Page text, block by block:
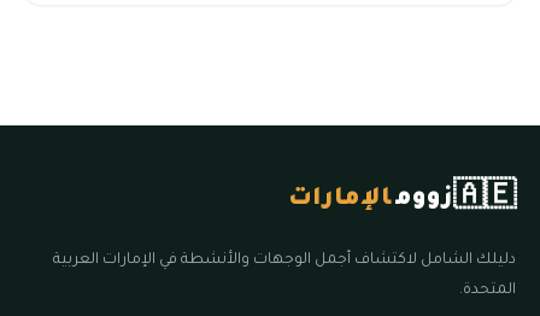
🇦🇪زوومالإمارات
دليلك الشامل لاكتشاف أجمل الوجهات والأنشطة في الإمارات العربية
المتحدة.